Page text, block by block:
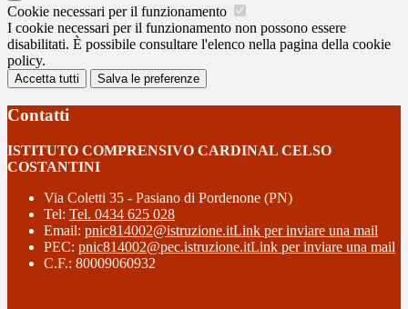
Cookie necessari per il funzionamento
I cookie necessari per il funzionamento non possono essere
disabilitati. È possibile consultare l'elenco nella pagina della cookie
policy.
Accetta tutti Salva le preferenze
Contatti
ISTITUTO COMPRENSIVO CARDINAL CELSO
COSTANTINI
Via Coletti 35 - Pasiano di Pordenone (PN)
Tel: Tel. 0434 625 028
Email: pnic814002@istruzione.itLink per inviare una mail
PEC: pnic814002@pec.istruzione.itLink per inviare una mail
C.F.: 80009060932